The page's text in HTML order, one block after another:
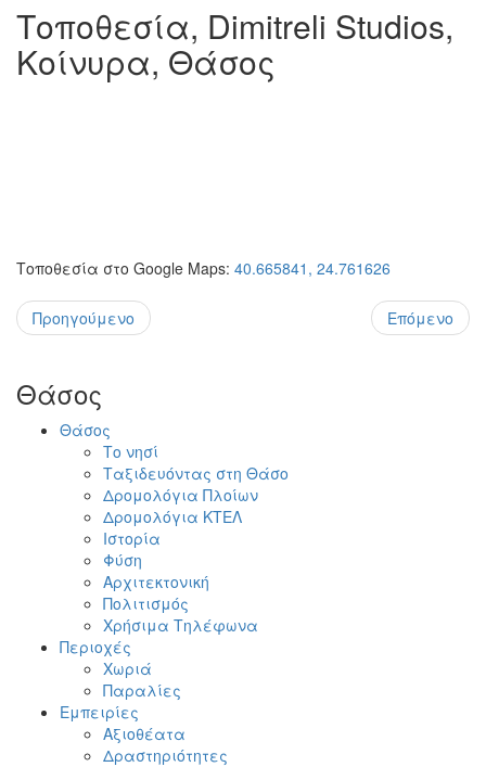
Τοποθεσία, Dimitreli Studios,
Κοίνυρα, Θάσος
Τοποθεσία στο Google Maps: 40.665841, 24.761626
Προηγούμενο Επόμενο
Θάσος
Θάσος
Το νησί
Ταξιδευόντας στη Θάσο
Δρομολόγια Πλοίων
Δρομολόγια ΚΤΕΛ
Ιστορία
Φύση
Αρχιτεκτονική
Πολιτισμός
Χρήσιμα Τηλέφωνα
Περιοχές
Χωριά
Παραλίες
Εμπειρίες
Αξιοθέατα
Δραστηριότητες